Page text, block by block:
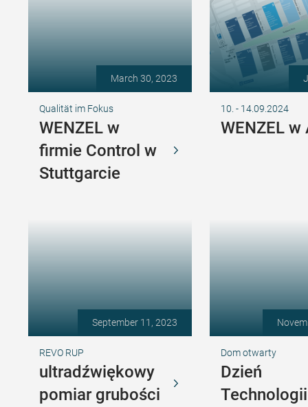
March 30, 2023
Qualität im Fokus
WENZEL w
firmie Control w
Stuttgarcie
10. - 14.09.2024
WENZEL w
September 11, 2023
REVO RUP
ultradźwiękowy
pomiar grubości
Dom otwarty
Dzień